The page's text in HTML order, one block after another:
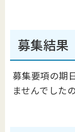
募集結果
募集要項の期
ませんでした